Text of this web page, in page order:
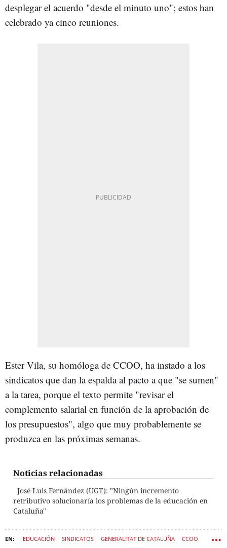
desplegar el acuerdo "desde el minuto uno"; estos han
celebrado ya cinco reuniones.
Ester Vila, su homóloga de CCOO, ha instado a los
sindicatos que dan la espalda al pacto a que "se sumen"
a la tarea, porque el texto permite "revisar el
complemento salarial en función de la aprobación de
los presupuestos", algo que muy probablemente se
produzca en las próximas semanas.
Noticias relacionadas
José Luis Fernández (UGT): "Ningún incremento
retributivo solucionaría los problemas de la educación en
Cataluña"
EDUCACIÓN SINDICATOS GENERALITAT DE CATALUÑA CCOO